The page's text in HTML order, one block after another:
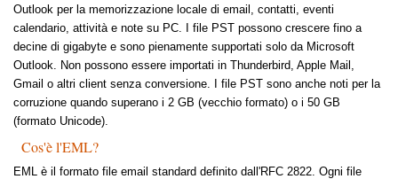
Outlook per la memorizzazione locale di email, contatti, eventi
calendario, attività e note su PC. I file PST possono crescere fino a
decine di gigabyte e sono pienamente supportati solo da Microsoft
Outlook. Non possono essere importati in Thunderbird, Apple Mail,
Gmail o altri client senza conversione. I file PST sono anche noti per la
corruzione quando superano i 2 GB (vecchio formato) o i 50 GB
(formato Unicode).
Cos'è l'EML?
EML è il formato file email standard definito dall'RFC 2822. Ogni file